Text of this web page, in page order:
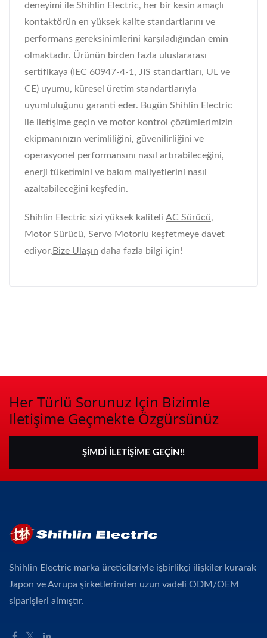
deneyimi ile Shihlin Electric, her bir kesin amaçlı
kontaktörün en yüksek kalite standartlarını ve
performans gereksinimlerini karşıladığından emin
olmaktadır. Ürünün birden fazla uluslararası
sertifikaya (IEC 60947-4-1, JIS standartları, UL ve
CE) uyumu, küresel üretim standartlarıyla
uyumluluğunu garanti eder. Bugün Shihlin Electric
ile iletişime geçin ve motor kontrol çözümlerimizin
ekipmanınızın verimliliğini, güvenilirliğini ve
operasyonel performansını nasıl artırabileceğini,
enerji tüketimini ve bakım maliyetlerini nasıl
azaltabileceğini keşfedin.
Shihlin Electric sizi yüksek kaliteli AC Sürücü,
Motor Sürücü, Servo Motorlu keşfetmeye davet
ediyor. Bize Ulaşın daha fazla bilgi için!
Her Türlü Sorunuz Için Bizimle
Iletişime Geçmekte Özgürsünüz
ŞIMDI İLETIŞIME GEÇIN!!
Shihlin Electric marka üreticileriyle işbirlikçi ilişkiler kurarak
Japon ve Avrupa şirketlerinden uzun vadeli ODM/OEM
siparişleri almıştır.